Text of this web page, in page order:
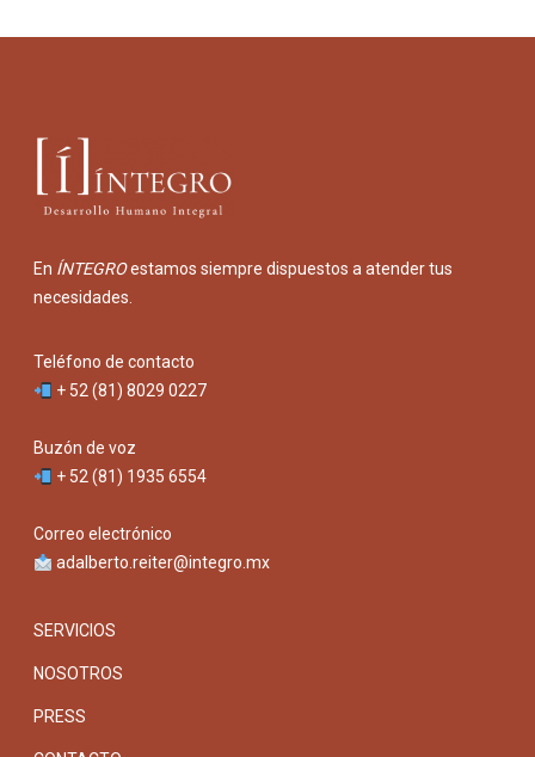
En ÍNTEGROestamos siempre dispuestos a atender tus
necesidades.
Teléfono de contacto
+ 52 (81) 8029 0227
Buzón de voz
+ 52 (81) 1935 6554
Correo electrónico
adalberto.reiter@integro.mx
SERVICIOS
NOSOTROS
PRESS